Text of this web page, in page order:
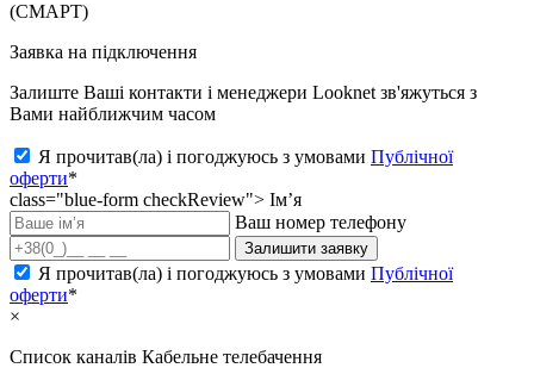
(СМАРТ)
Заявка на підключення
Залиште Ваші контакти і менеджери Looknet зв'яжуться з
Вами найближчим часом
Я прочитав(ла) і погоджуюсь з умовами Публічної
оферти*
class="blue-form checkReview"> Ім’я
Ваш номер телефону
Залишити заявку
Я прочитав(ла) і погоджуюсь з умовами Публічної
оферти*
×
Список каналів Кабельне телебачення